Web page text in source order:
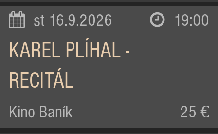
st 16.9.2026 19:00
KAREL PLÍHAL -
RECITÁL
Kino Baník 25 €